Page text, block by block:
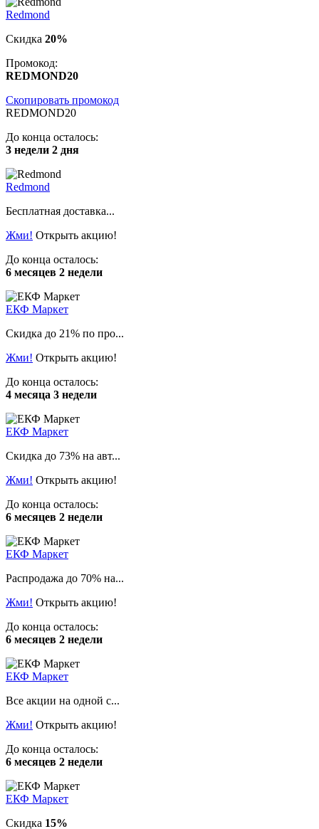
Redmond
Скидка 20%
Промокод:
REDMOND20
Скопировать промокод
REDMOND20
До конца осталось:
3 недели 2 дня
Redmond
Бесплатная доставка...
Жми! Открыть акцию!
До конца осталось:
6 месяцев 2 недели
ЕКФ Маркет
Скидка до 21% по про...
Жми! Открыть акцию!
До конца осталось:
4 месяца 3 недели
ЕКФ Маркет
Скидка до 73% на авт...
Жми! Открыть акцию!
До конца осталось:
6 месяцев 2 недели
ЕКФ Маркет
Распродажа до 70% на...
Жми! Открыть акцию!
До конца осталось:
6 месяцев 2 недели
ЕКФ Маркет
Все акции на одной с...
Жми! Открыть акцию!
До конца осталось:
6 месяцев 2 недели
ЕКФ Маркет
Скидка 15%